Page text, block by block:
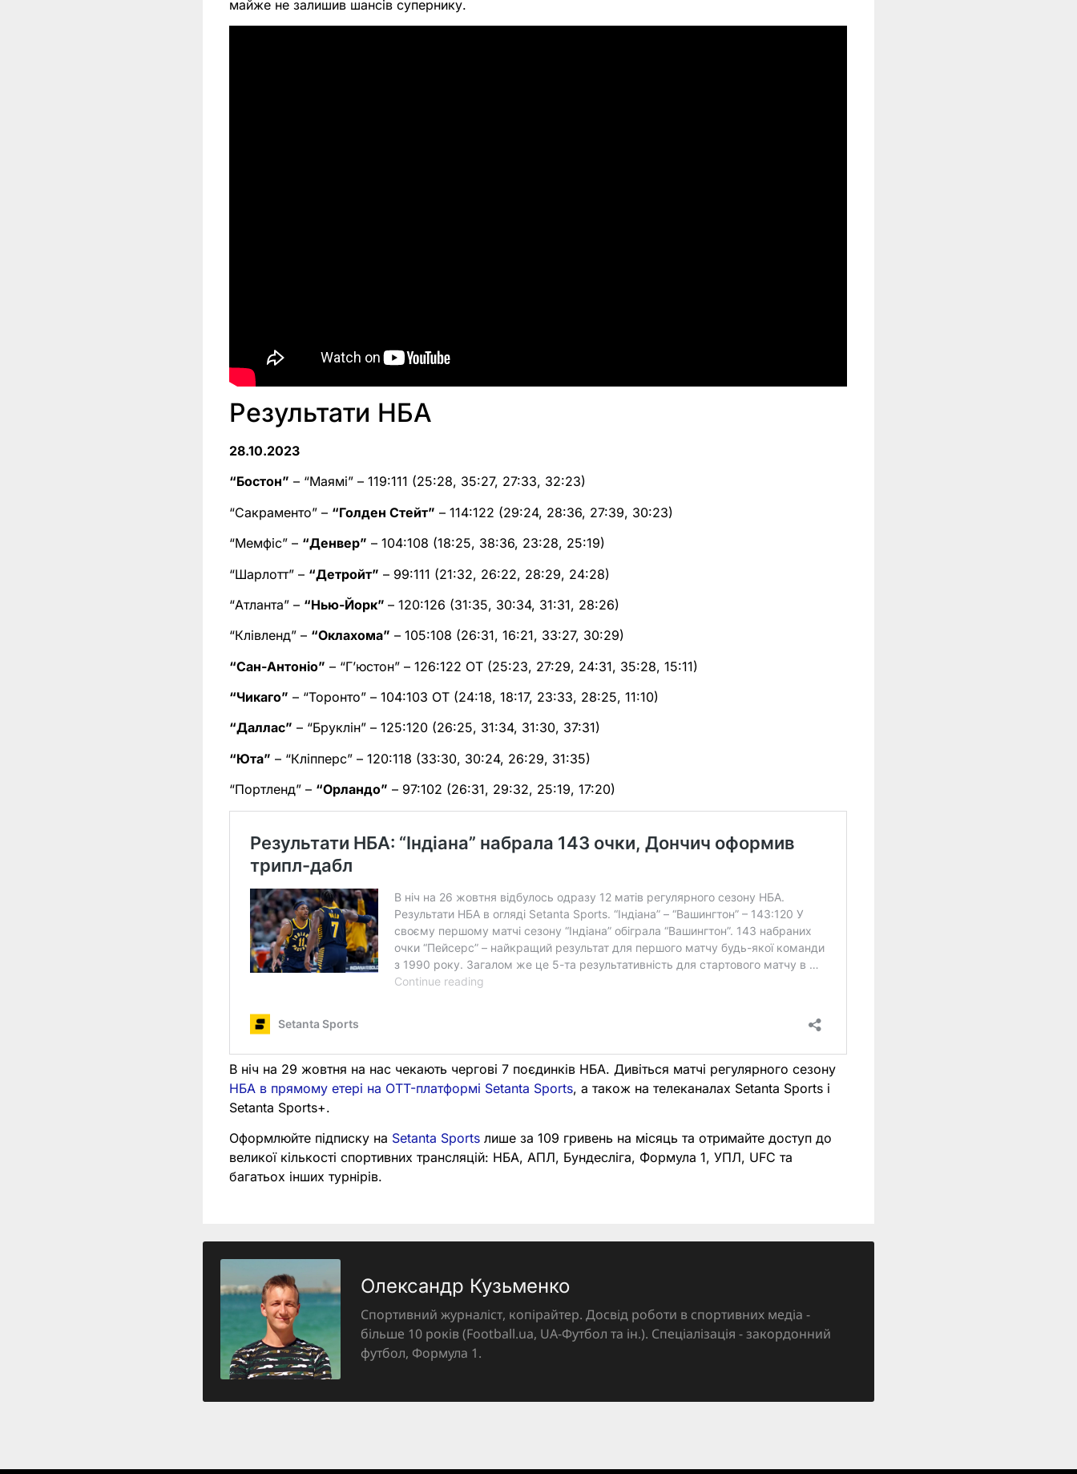
майже не залишив шансів супернику.
Результати НБА
28.10.2023
“Бостон” – “Маямі” – 119:111 (25:28, 35:27, 27:33, 32:23)
“Сакраменто” – “Голден Стейт” – 114:122 (29:24, 28:36, 27:39, 30:23)
“Мемфіс” – “Денвер” – 104:108 (18:25, 38:36, 23:28, 25:19)
“Шарлотт” – “Детройт” – 99:111 (21:32, 26:22, 28:29, 24:28)
“Атланта” – “Нью-Йорк”– 120:126 (31:35, 30:34, 31:31, 28:26)
“Клівленд” – “Оклахома” – 105:108 (26:31, 16:21, 33:27, 30:29)
“Сан-Антоніо” – “Г’юстон” – 126:122 OT (25:23, 27:29, 24:31, 35:28, 15:11)
“Чикаго” – “Торонто” – 104:103 OT (24:18, 18:17, 23:33, 28:25, 11:10)
“Даллас” – “Бруклін” – 125:120 (26:25, 31:34, 31:30, 37:31)
“Юта” – “Кліпперс” – 120:118 (33:30, 30:24, 26:29, 31:35)
“Портленд” – “Орландо” – 97:102 (26:31, 29:32, 25:19, 17:20)
В ніч на 29 жовтня на нас чекають чергові 7 поєдинків НБА. Дивіться матчі регулярного сезону
НБА в прямому етері на OTT-платформі Setanta Sports, а також на телеканалах Setanta Sports і
Setanta Sports+.
Оформлюйте підписку на Setanta Sports лише за 109 гривень на місяць та отримайте доступ до
великої кількості спортивних трансляцій: НБА, АПЛ, Бундесліга, Формула 1, УПЛ, UFC та
багатьох інших турнірів.
Олександр Кузьменко
Спортивний журналіст, копірайтер. Досвід роботи в спортивних медіа -
більше 10 років (Football.ua, UA-Футбол та ін.). Спеціалізація - закордонний
футбол, Формула 1.